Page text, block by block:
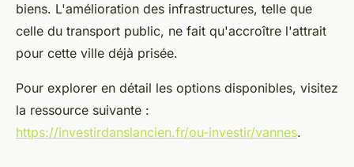
biens. L'amélioration des infrastructures, telle que
celle du transport public, ne fait qu'accroître l'attrait
pour cette ville déjà prisée.
Pour explorer en détail les options disponibles, visitez
la ressource suivante :
https://investirdanslancien.fr/ou-investir/vannes.